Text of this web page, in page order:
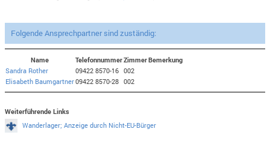
Folgende Ansprechpartner sind zuständig:
Name TelefonnummerZimmerBemerkung
Sandra Rother
09422 8570-16 002
Elisabeth Baumgartner09422 8570-28 002
Weiterführende Links
Wanderlager; Anzeige durch Nicht-EU-Bürger